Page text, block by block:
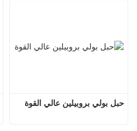
حبل بولي بروبيلين عالي القوة